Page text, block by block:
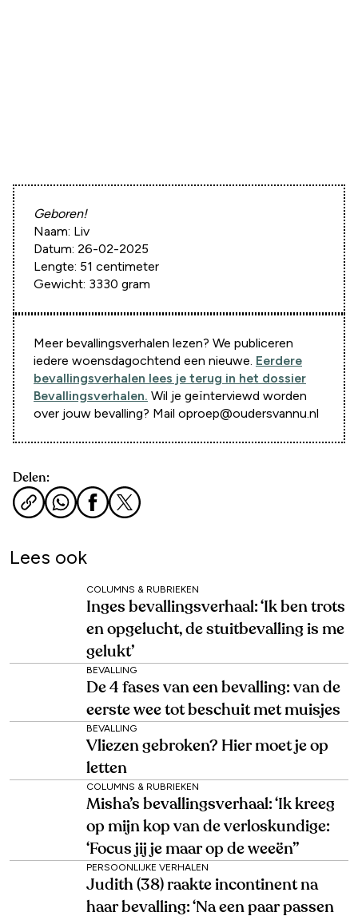
Geboren!
Naam: Liv
Datum: 26-02-2025
Lengte: 51 centimeter
Gewicht: 3330 gram
Meer bevallingsverhalen lezen? We publiceren
iedere woensdagochtend een nieuwe. Eerdere
bevallingsverhalen lees je terug in het dossier
Bevallingsverhalen. Wil je geïnterviewd worden
over jouw bevalling? Mail oproep@oudersvannu.nl
Delen:
Lees ook
COLUMNS & RUBRIEKEN
Inges bevallingsverhaal: ‘Ik ben trots
en opgelucht, de stuitbevalling is me
gelukt’
BEVALLING
De 4 fases van een bevalling: van de
eerste wee tot beschuit met muisjes
BEVALLING
Vliezen gebroken? Hier moet je op
letten
COLUMNS & RUBRIEKEN
Misha’s bevallingsverhaal: ‘Ik kreeg
op mijn kop van de verloskundige:
‘Focus jij je maar op de weeën’’
PERSOONLIJKE VERHALEN
Judith (38) raakte incontinent na
haar bevalling: ‘Na een paar passen